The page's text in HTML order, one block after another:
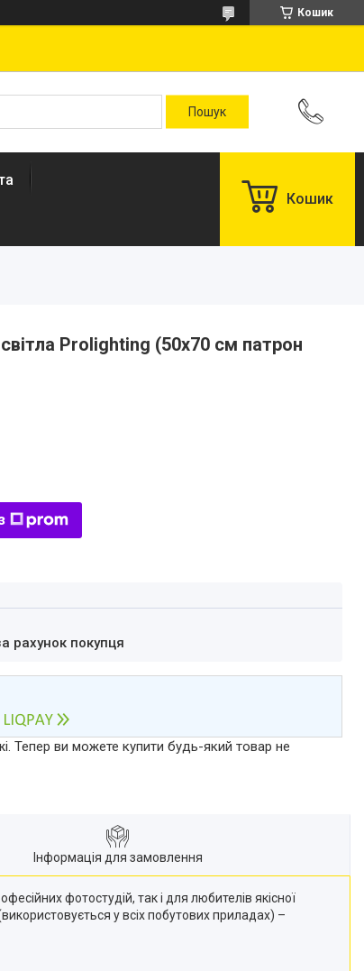
Кошик
Кошик
Prolighting (50х70 см патрон
рахунок покупця
Тепер ви можете купити будь-який товар не
Інформація для замовлення
фотостудій, так і для любителів якісної
у всіх побутових приладах) –